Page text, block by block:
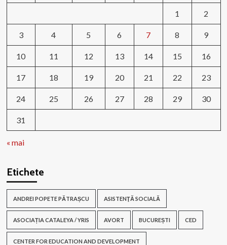
1 2
3 4 5 6 7 8 9
10 11 12 13 14 15 16
17 18 19 20 21 22 23
24 25 26 27 28 29 30
31
« mai
Etichete
ANDREI POPETE PĂTRAȘCU ASISTENŢĂ SOCIALĂ
ASOCIAȚIA CATALEYA / YRIS AVORT BUCUREȘTI CED
CENTER FOR EDUCATION AND DEVELOPMENT